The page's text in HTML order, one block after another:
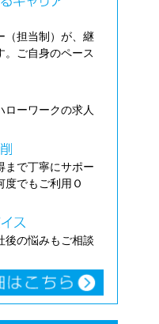
（担当制）が、継
。ご自身のペース
ローワークの求人
まで丁寧にサポー
度でもご利用Ｏ
後の悩みもご相談